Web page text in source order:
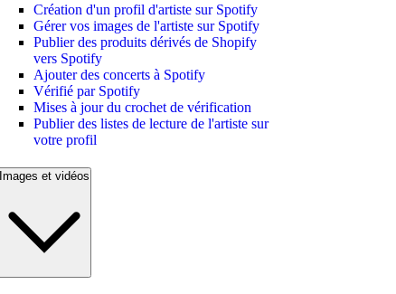
Création d'un profil d'artiste sur Spotify
Gérer vos images de l'artiste sur Spotify
Publier des produits dérivés de Shopify
vers Spotify
Ajouter des concerts à Spotify
Vérifié par Spotify
Mises à jour du crochet de vérification
Publier des listes de lecture de l'artiste sur
votre profil
Images et vidéos